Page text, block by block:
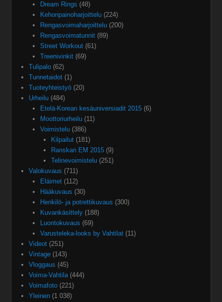
Dream Rings (48)
Kehonpainoharjoittelu(224)
Rengasvoimaharjoittelu(200)
Rengasvoimatunnit(89)
Street Workout(61)
Treenivinkit(69)
Tulipalo (62)
Tunnetaidot (1)
Tuoteyhteistyö (20)
Urheilu (484)
Etelä-Korean kesäuniversiadit 2015(6)
Moottoriurheilu(11)
Voimistelu(386)
Kilpailut (181)
Ranskan EM 2015 (9)
Telinevoimistelu (251)
Valokuvaus (711)
Eläimet(112)
Hääkuvaus (30)
Henkilö- ja potrettikuvaus (300)
Kuvankäsittely(188)
Luontokuvaus (69)
Varusteleka-looks by Vahtilat(11)
Videot (251)
Vintage (143)
Vloggaus (45)
Voima-Vahtila(444)
Voimafoto (221)
Yleinen (1 038)